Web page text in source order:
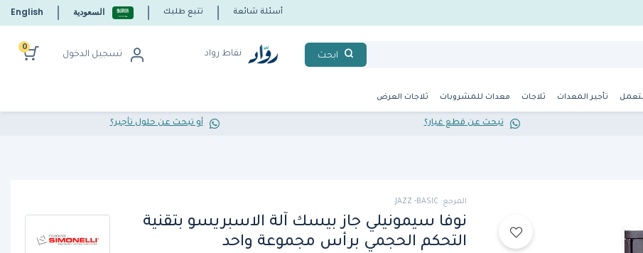
أسئلة شائعة تتبع طلبك السعودية English
ابحث نقاط رواد تسجيل الدخول
0
تأجير المعدات ثلاجات معدات للمشروبات ثلاجات العرض
تبحث عن قطع غيار؟ أو تبحث عن حلول تأجير؟
المرجع: JAZZ -BASIC
نوفا سيمونيلي جاز بيسك آلة الاسبريسو بتقنية
التحكم الحجمي برأس مجموعة واحد